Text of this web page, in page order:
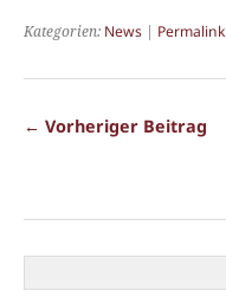
Kategorien: News | Permalink
← Vorheriger Beitrag